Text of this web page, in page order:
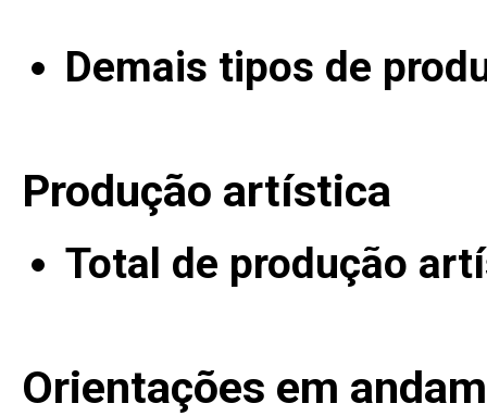
Demais tipos de
Produção artística
Total de produção
Orientações em